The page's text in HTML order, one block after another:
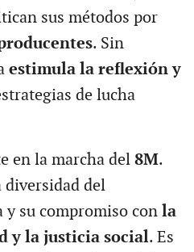
sus métodos por
. Sin
estimula la reflexión y
de lucha
en la marcha del 8M.
diversidad del
su compromiso con la
y la justicia social. Es